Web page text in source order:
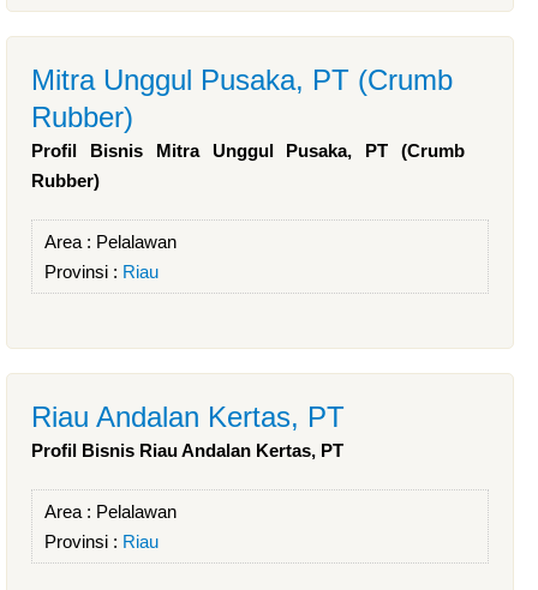
Mitra Unggul Pusaka, PT (Crumb
Rubber)
Profil Bisnis Mitra Unggul Pusaka, PT (Crumb
Rubber)
Area : Pelalawan
Provinsi : Riau
Riau Andalan Kertas, PT
Profil Bisnis Riau Andalan Kertas, PT
Area : Pelalawan
Provinsi : Riau